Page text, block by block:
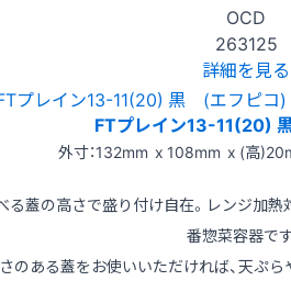
OCD
263125
詳細を見る
FTプレイン13-11(20)
外寸：132mm x 108mm x (高
る蓋の高さで盛り付け自在。レンジ加
番惣菜容器です
のある蓋をお使いいただければ、天ぷ